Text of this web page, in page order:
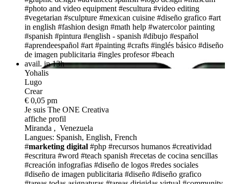
#photo and video equipment #escultura #video editing
#vegetarian #sculpture #mexican cuisine #diseño grafico #art
in english #fashion design #math help #watercolor painting
#spanish #pintura #english - spanish #dibujo #español
#aprendeespañol #art #painting #crafts #inglés básico #diseño
de imagen publicitaria #ingles profesor #beach
avail. in 13h
Yohalis
Lugo
Crear
€ 0,05 pm
Je suis The ONE Creativa
affiche profil
Miranda , Venezuela
Langues: Spanish, English, French
#marketing digital #php #recursos humanos #creatividad
#escritura #word #teach spanish #recetas de cocina sencillas
#creación infografias #diseño de logos #redes sociales
#diseño de imagen publicitaria #diseño #diseño grafico